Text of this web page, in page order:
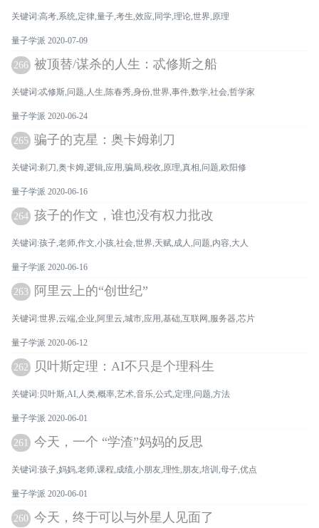
关键词:高考,系统,定律,量子,考生,效应,同学,理论,世界,原理
量子学派 2020-07-09
266 被顶替/谋杀的人生：忒修斯之船
关键词:忒修斯,问题,人生,陈春秀,身份,世界,事件,数学,社会,哲学家
量子学派 2020-06-24
265 骗子的克星：奥卡姆剃刀
关键词:剃刀,奥卡姆,逻辑,应用,骗局,税收,原理,真相,问题,欧阳修
量子学派 2020-06-16
264 孩子的作文，谁也没有权力批改
关键词:孩子,老师,作文,小孩,社会,世界,天赋,成人,问题,内容,大人
量子学派 2020-06-16
263 阿里云上的“创世纪”
关键词:世界,云端,企业,阿里云,城市,应用,基础,互联网,服务器,芯片
量子学派 2020-06-12
262 贝叶斯定理：AI不只是个理科生
关键词:贝叶斯,AI,人类,概率,艺术,音乐,公式,定理,问题,方法
量子学派 2020-06-01
261 今天，一个 “学渣”妈妈的反思
关键词:孩子,妈妈,老师,课程,成绩,小朋友,理性,朋友,培训,母子,优点
量子学派 2020-06-01
260 今天，终于可以与外星人见面了